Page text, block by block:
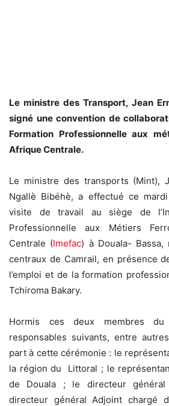
Le ministre des Transport, Jean
signé une convention de
Formation Professionnelle aux
Afrique Centrale.
Le ministre des transports (Mint),
Ngallè Bibéhè, a effectué ce
visite de travail au siège de
Professionnelle aux Métiers
Centrale (Imefac) à Douala-
centraux de Camrail, en présence
l’emploi et de la formation
Tchiroma Bakary.
Hormis ces deux membres du
responsables suivants, entre
part à cette cérémonie : le
la région du Littoral ; le
de Douala ; le directeur
directeur général Adjoint chargé